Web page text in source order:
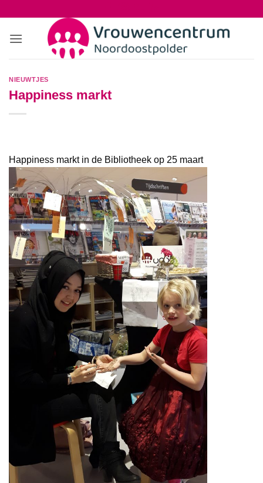
inhoud
NIEUWTJES
Happiness markt
Happiness markt in de Bibliotheek op 25 maart